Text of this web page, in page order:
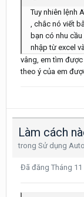
Tuy nhiên lệnh
, chắc nó viết
bạn có nhu
nhập từ excel
vâng, em tìm
theo ý của em
trong Sử dụng
Đã đăng Tháng 11